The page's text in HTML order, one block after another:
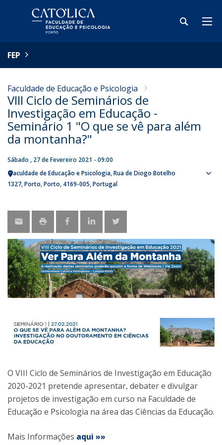
FEP
Faculdade de Educação e Psicologia
VIII Ciclo de Seminários de
Investigação em Educação -
Seminário 1 "O que se vê para além
da montanha?"
Sábado , 27 de Fevereiro 2021 - 09:00
Faculdade de Educação e Psicologia Rua de Diogo Botelho
1327 Porto Porto 4169-005 Portugal
O VIII Ciclo de Seminários de Investigação em Educação
2020-2021 pretende apresentar, debater e divulgar
projetos de investigação em curso na Faculdade de
Educação e Psicologia na área das Ciências da Educação.
Mais Informações aqui »»